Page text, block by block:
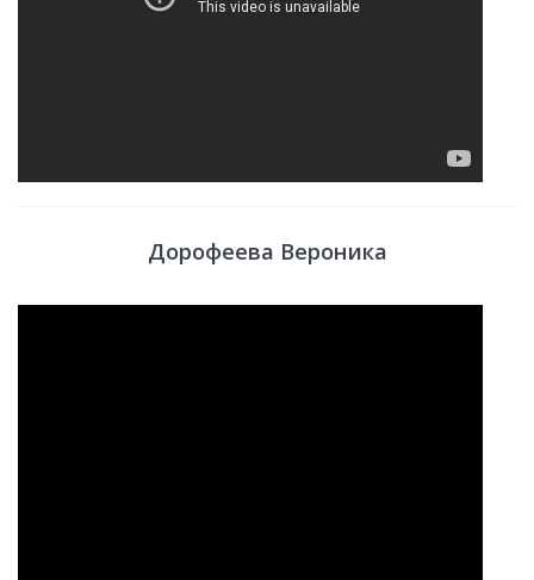
Дорофеева Вероника